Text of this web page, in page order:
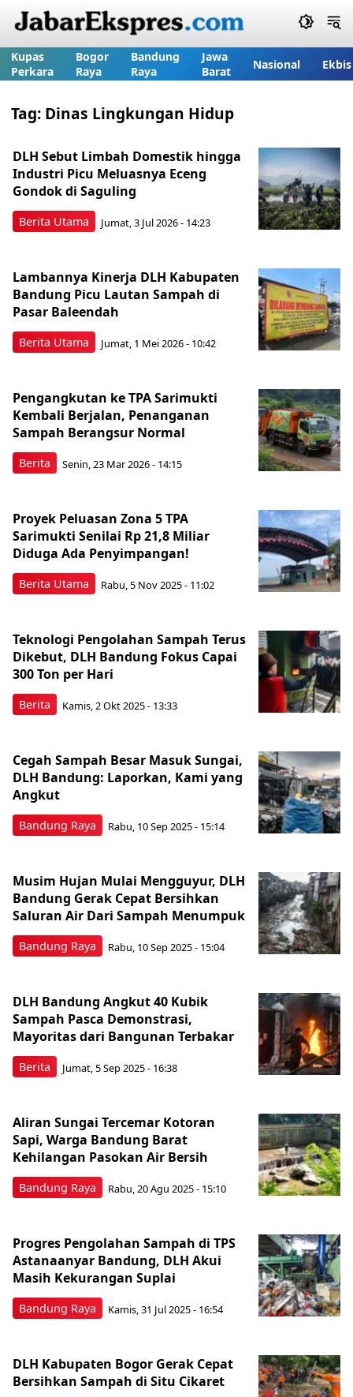
Kupas
Perkara
Bogor
Raya
Bandung
Raya
Jawa
Barat
Nasional Ekbis
Tag: Dinas Lingkungan Hidup
Berita Utama
DLH Sebut Limbah Domestik hingga
Industri Picu Meluasnya Eceng
Gondok di Saguling
Jumat, 3 Jul 2026 - 14:23
Berita Utama
Lambannya Kinerja DLH Kabupaten
Bandung Picu Lautan Sampah di
Pasar Baleendah
Jumat, 1 Mei 2026 - 10:42
Berita
Pengangkutan ke TPA Sarimukti
Kembali Berjalan, Penanganan
Sampah Berangsur Normal
Senin, 23 Mar 2026 - 14:15
Berita Utama
Proyek Peluasan Zona 5 TPA
Sarimukti Senilai Rp 21,8 Miliar
Diduga Ada Penyimpangan!
Rabu, 5 Nov 2025 - 11:02
Berita
Teknologi Pengolahan Sampah Terus
Dikebut, DLH Bandung Fokus Capai
300 Ton per Hari
Kamis, 2 Okt 2025 - 13:33
Bandung Raya
Cegah Sampah Besar Masuk Sungai,
DLH Bandung: Laporkan, Kami yang
Angkut
Rabu, 10 Sep 2025 - 15:14
Bandung Raya
Musim Hujan Mulai Mengguyur, DLH
Bandung Gerak Cepat Bersihkan
Saluran Air Dari Sampah Menumpuk
Rabu, 10 Sep 2025 - 15:04
Berita
DLH Bandung Angkut 40 Kubik
Sampah Pasca Demonstrasi,
Mayoritas dari Bangunan Terbakar
Jumat, 5 Sep 2025 - 16:38
Bandung Raya
Aliran Sungai Tercemar Kotoran
Sapi, Warga Bandung Barat
Kehilangan Pasokan Air Bersih
Rabu, 20 Agu 2025 - 15:10
Bandung Raya
Progres Pengolahan Sampah di TPS
Astanaanyar Bandung, DLH Akui
Masih Kekurangan Suplai
Kamis, 31 Jul 2025 - 16:54
DLH Kabupaten Bogor Gerak Cepat
Bersihkan Sampah di Situ Cikaret